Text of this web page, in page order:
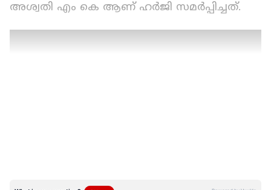
അശ്വതി എം കെ ആണ് ഹർജി സമർപ്പിച്ചത്.